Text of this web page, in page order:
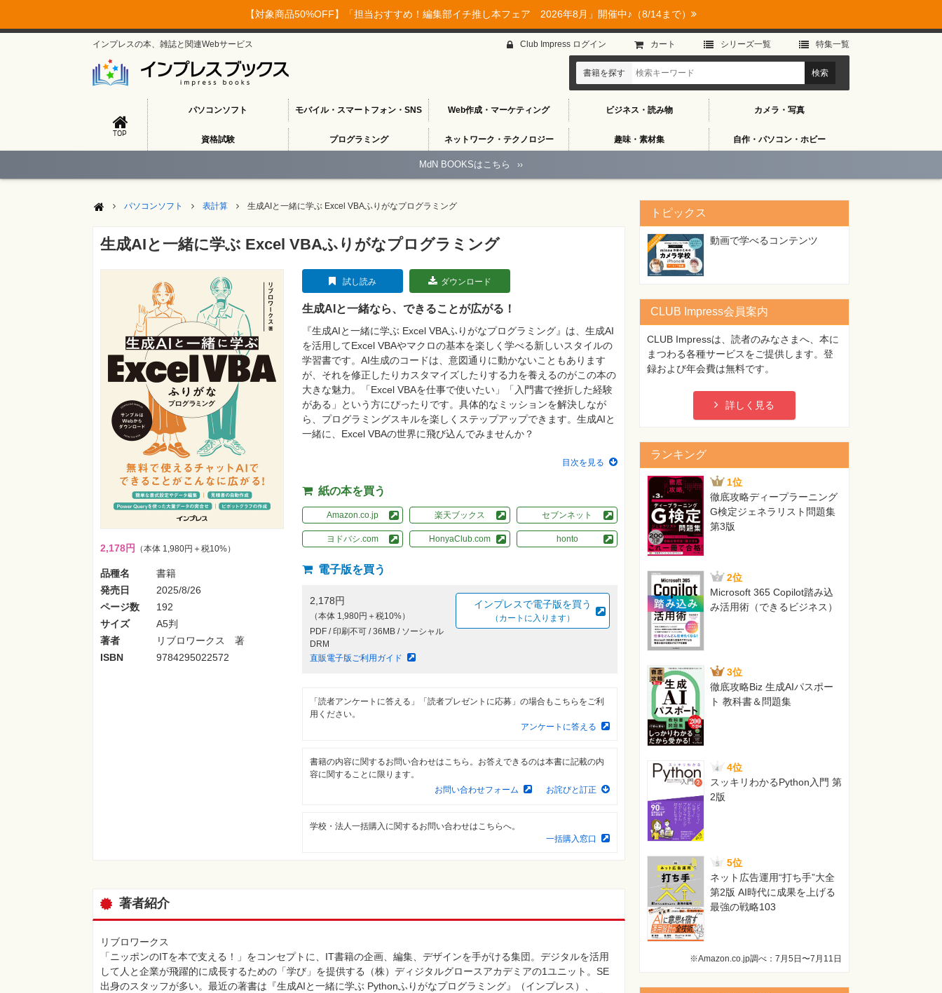
【対象商品50%OFF】「担当おすすめ！編集部イチ推し本フェア 2026年8月」開催中♪（8/14まで）
インプレスの本、雑誌と関連Webサービス
TOP
パソコンソフト モバイル・スマートフォン・SNS Web作成・マーケティング ビジネス・読み物 カメラ・写真
資格試験 プログラミング ネットワーク・テクノロジー 趣味・素材集 自作・パソコン・ホビー
Club Impress ログイン カート シリーズ⼀覧 特集⼀覧
書籍を探す
MdN BOOKSはこちら ››
パソコンソフト 表計算 生成AIと一緒に学ぶ Excel VBAふりがなプログラミング
生成AIと一緒に学ぶ Excel VBAふりがなプログラミング
2,178円 （本体 1,980円＋税10%）
品種名
書籍
発売日
2025/8/26
ページ数
192
サイズ
A5判
著者
リブロワークス 著
ISBN
9784295022572
試し読み ダウンロード
生成AIと一緒なら、できることが広がる！
『生成AIと一緒に学ぶ Excel VBAふりがなプログラミング』は、生成AI
を活用してExcel VBAやマクロの基本を楽しく学べる新しいスタイルの
学習書です。AI生成のコードは、意図通りに動かないこともあります
が、それを修正したりカスタマイズしたりする力を養えるのがこの本の
大きな魅力。「Excel VBAを仕事で使いたい」「入門書で挫折した経験
がある」という方にぴったりです。具体的なミッションを解決しなが
ら、プログラミングスキルを楽しくステップアップできます。生成AIと
一緒に、Excel VBAの世界に飛び込んでみませんか？
目次を見る
紙の本を買う
Amazon.co.jp 楽天ブックス セブンネット
ヨドバシ.com HonyaClub.com honto
電子版を買う
2,178円
（本体 1,980円＋税10%）
PDF / 印刷不可 / 36MB / ソーシャル
DRM
直販電子版ご利用ガイド
インプレスで電子版を買う
（カートに入ります）
「読者アンケートに答える」「読者プレゼントに応募」の場合もこちらをご利
用ください。
アンケートに答える
書籍の内容に関するお問い合わせはこちら。お答えできるのは本書に記載の内
容に関することに限ります。
お問い合わせフォーム
お詫びと訂正
学校・法人一括購入に関するお問い合わせはこちらへ。
一括購入窓口
著者紹介
リブロワークス
「ニッポンのITを本で支える！」をコンセプトに、IT書籍の企画、編集、デザインを手がける集団。デジタルを活用
して人と企業が飛躍的に成長するための「学び」を提供する（株）ディジタルグロースアカデミアの1ユニット。SE
出身のスタッフが多い。最近の著書は『生成AIと一緒に学ぶ Pythonふりがなプログラミング』（インプレス）、
トピックス
動画で学べるコンテンツ
CLUB Impress会員案内
CLUB Impressは、読者のみなさまへ、本に
まつわる各種サービスをご提供します。登
録および年会費は無料です。
詳しく見る
ランキング
1位
徹底攻略ディープラーニング
G検定ジェネラリスト問題集
第3版
2位
Microsoft 365 Copilot踏み込
み活用術（できるビジネス）
3位
徹底攻略Biz 生成AIパスポー
ト 教科書＆問題集
4位
スッキリわかるPython入門 第
2版
5位
ネット広告運用“打ち手”大全
第2版 AI時代に成果を上げる
最強の戦略103
※Amazon.co.jp調べ：7月5日〜7月11日